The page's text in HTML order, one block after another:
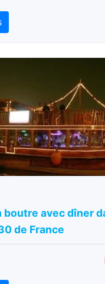
boutre avec dîner
de France